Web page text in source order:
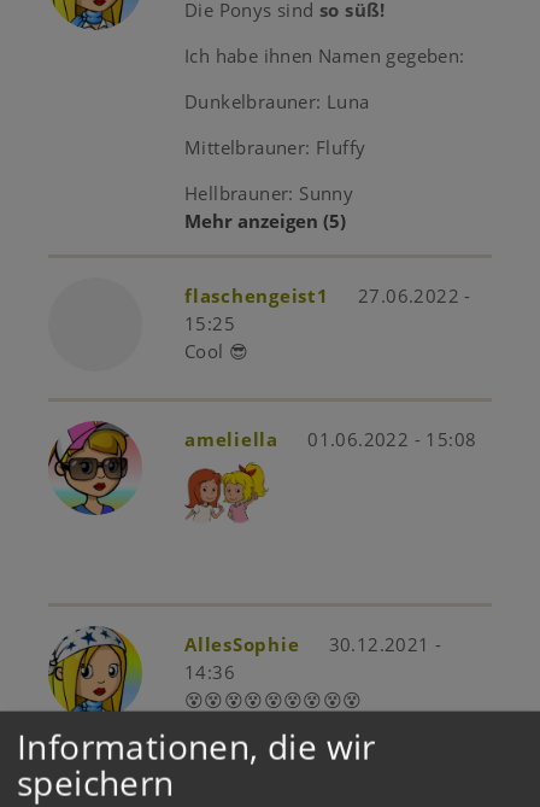
Die Ponys sind so süß!
Ich habe ihnen Namen gegeben:
Dunkelbrauner: Luna
Mittelbrauner: Fluffy
Hellbrauner: Sunny
Mehr anzeigen (5)
flaschengeist1
27.06.2022 -
15:25
Cool 😎
ameliella 01.06.2022 - 15:08
AllesSophie
30.12.2021 -
14:36
😵😵😵😵😵😵😵😵😵
Informationen, die wir
speichern